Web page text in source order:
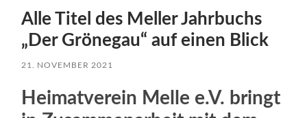
Alle Titel des Meller Jahrbuchs
„Der Grönegau“ auf einen Blick
21. NOVEMBER 2021
Heimatverein Melle e.V. bringt